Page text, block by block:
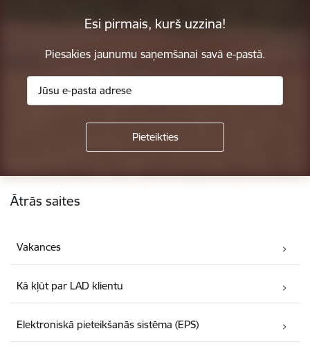
Esi pirmais, kurš uzzina!
Piesakies jaunumu saņemšanai savā e-pastā.
Kājene
Ātrās saites
Vakances
Kā kļūt par LAD klientu
Elektroniskā pieteikšanās sistēma (EPS)